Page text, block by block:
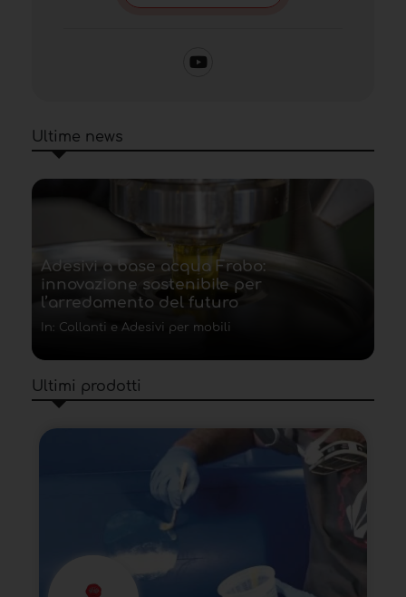
Ultime news
Adesivi a base acqua Frabo:
innovazione sostenibile per
l’arredamento del futuro
In: Collanti e Adesivi per mobili
Ultimi prodotti